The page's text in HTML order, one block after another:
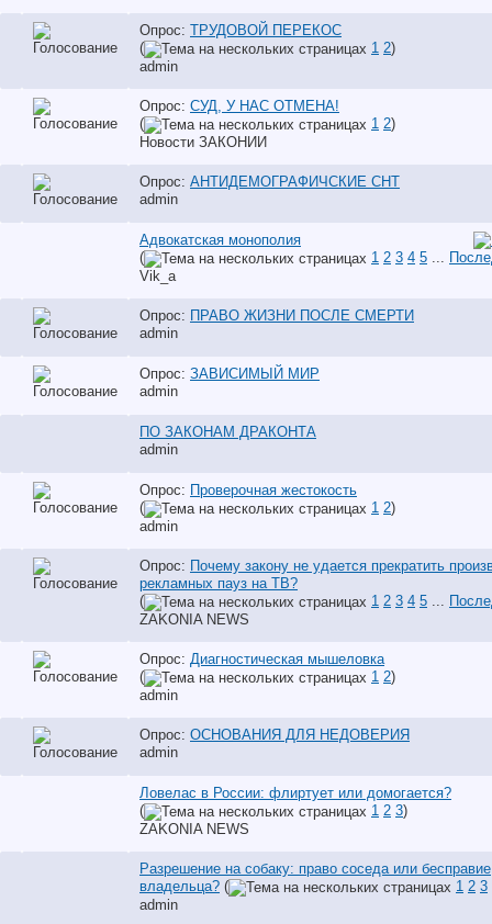
Опрос: ТРУДОВОЙ ПЕРЕКОС
(
1 2)
аdmin
Опрос: СУД, У НАС ОТМЕНА!
(
1 2)
Новости ЗАКОНИИ
Опрос: АНТИДЕМОГРАФИЧСКИЕ СНТ
аdmin
Адвокатская монополия
(
1 2 3 4 5 ...
Vik_a
Опрос: ПРАВО ЖИЗНИ ПОСЛЕ СМЕРТИ
аdmin
Опрос: ЗАВИСИМЫЙ МИР
аdmin
ПО ЗАКОНАМ ДРАКОНТА
аdmin
Опрос: Проверочная жестокость
(
1 2)
аdmin
Опрос: Почему закону не удается прекратить
рекламных пауз на ТВ?
(
1 2 3 4 5 ...
ZAKONIA NEWS
Опрос: Диагностическая мышеловка
(
1 2)
аdmin
Опрос: ОСНОВАНИЯ ДЛЯ НЕДОВЕРИЯ
аdmin
Ловелас в России: флиртует или домогается?
(
1 2 3)
ZAKONIA NEWS
Разрешение на собаку: право соседа или бесправие
владельца? ( 1 2 3
аdmin